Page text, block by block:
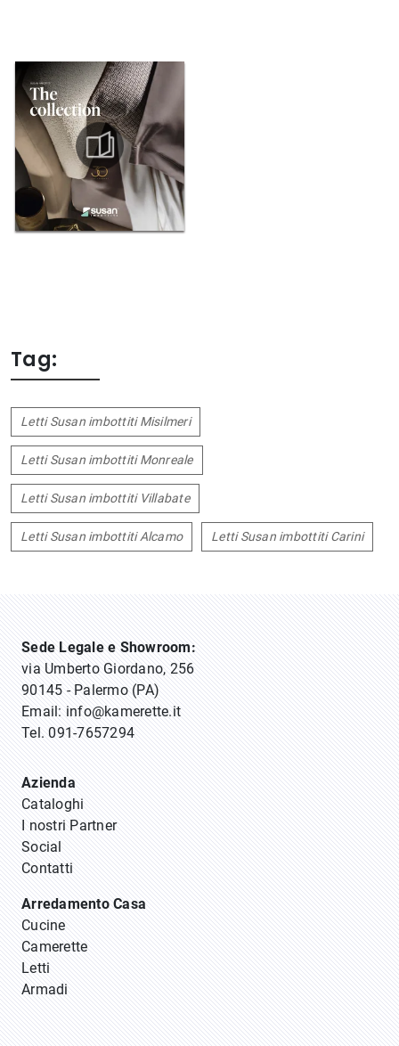
Tag:
Letti Susan imbottiti Misilmeri
Letti Susan imbottiti Monreale
Letti Susan imbottiti Villabate
Letti Susan imbottiti Alcamo Letti Susan imbottiti Carini
Sede Legale e Showroom:
via Umberto Giordano, 256
90145 - Palermo (PA)
Email:info@kamerette.it
Tel.091-7657294
Azienda
Cataloghi
I nostri Partner
Social
Contatti
Arredamento Casa
Cucine
Camerette
Letti
Armadi